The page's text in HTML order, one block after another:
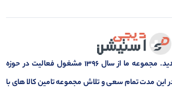
به ایستگاه دیجیتال خوش آمدید. مجموعه ما از سال 1396 مشغول فعالیت در حوزه
مدت تمام سعی و تلاش مجموعه تامین کالا های با